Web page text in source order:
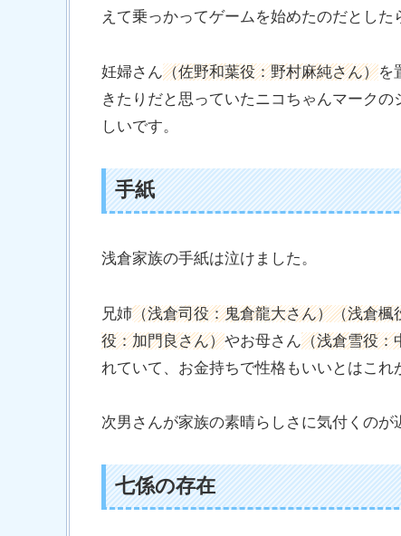
えて乗っかってゲームを始めたのだとした
妊婦さん（佐野和葉役：野村麻純さん）を
きたりだと思っていたニコちゃんマーク
しいです。
手紙
浅倉家族の手紙は泣けました。
兄姉（浅倉司役：鬼倉龍大さん）（浅倉楓
役：加門良さん）やお母さん（浅倉雪役：
れていて、お金持ちで性格もいいとはこれ
次男さんが家族の素晴らしさに気付くのが
七係の存在